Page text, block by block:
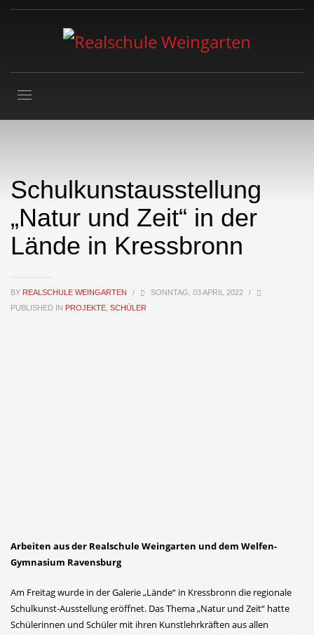
Schulkunstausstellung
„Natur und Zeit“ in der
Lände in Kressbronn
BY REALSCHULE WEINGARTEN / SONNTAG, 03 APRIL 2022
/
PUBLISHED IN PROJEKTE SCHÜLER
Arbeiten aus der Realschule Weingarten und dem Welfen-
Gymnasium Ravensburg
Am Freitag wurde in der Galerie „Lände“ in Kressbronn die regionale
Schulkunst-Ausstellung eröffnet. Das Thema „Natur und Zeit“ hatte
Schülerinnen und Schüler mit ihren Kunstlehrkräften aus allen